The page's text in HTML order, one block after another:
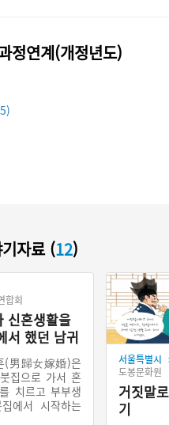
정연계(개정년도)
자료 (12)
합회
신혼생활을
서 했던 남귀
(男歸女嫁婚)은
집으로 가서 혼
치르고 부부생
에서 시작하는
서울특별시
도봉문화원
거짓말
기